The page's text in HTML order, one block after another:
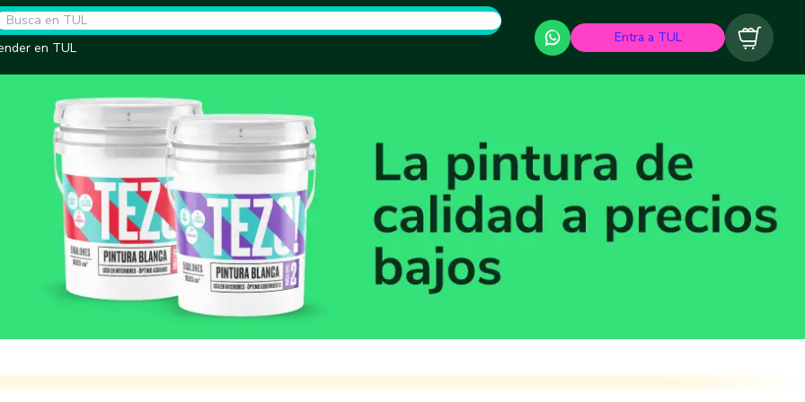
en TUL
Entra a TUL
Carrito